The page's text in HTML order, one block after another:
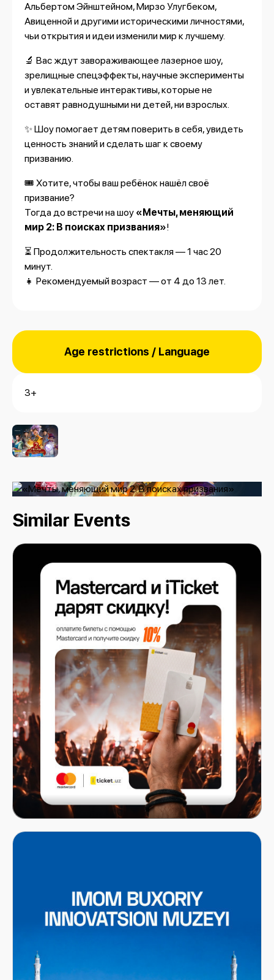
Альбертом Эйнштейном, Мирзо Улугбеком,
Авиценной и другими историческими личностями,
чьи открытия и идеи изменили мир к лучшему.
🔬 Вас ждут завораживающее лазерное шоу,
зрелищные спецэффекты, научные эксперименты
и увлекательные интерактивы, которые не
оставят равнодушными ни детей, ни взрослых.
✨ Шоу помогает детям поверить в себя, увидеть
ценность знаний и сделать шаг к своему
призванию.
🎟 Хотите, чтобы ваш ребёнок нашёл своё
призвание?
Тогда до встречи на шоу «Мечты, меняющий
мир 2: В поисках призвания»!
⏳ Продолжительность спектакля — 1 час 20
минут.
👧 Рекомендуемый возраст — от 4 до 13 лет.
Age restrictions / Language
3+
Similar Events
Mastercard x ITICKET.UZ